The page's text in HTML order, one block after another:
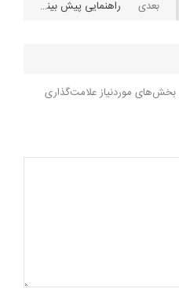
راهنمایی پیش بینی فوتبال: اطلاعات شرطبندی تیم منچسترسیتی
بخش‌های موردنیاز علامت‌گذاری